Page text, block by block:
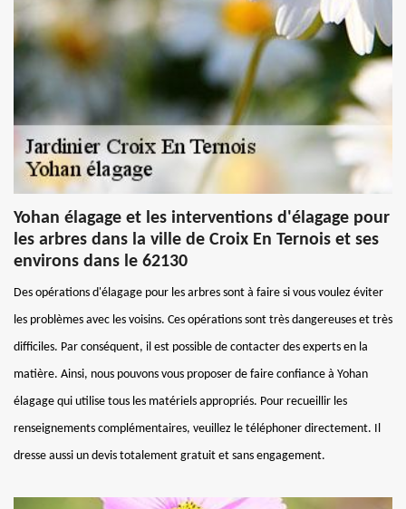
Yohan élagage et les interventions d'élagage pour
les arbres dans la ville de Croix En Ternois et ses
environs dans le 62130
Des opérations d'élagage pour les arbres sont à faire si vous voulez éviter
les problèmes avec les voisins. Ces opérations sont très dangereuses et très
difficiles. Par conséquent, il est possible de contacter des experts en la
matière. Ainsi, nous pouvons vous proposer de faire confiance à Yohan
élagage qui utilise tous les matériels appropriés. Pour recueillir les
renseignements complémentaires, veuillez le téléphoner directement. Il
dresse aussi un devis totalement gratuit et sans engagement.